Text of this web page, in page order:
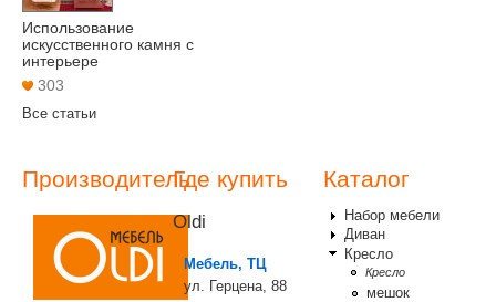
Использование
искусственного камня с
интерьере
303
Все статьи
ПроизводительГде купить
Oldi
Мебель, ТЦ
ул. Герцена, 88
Каталог
Набор мебели
Диван
Кресло
Кресло
мешок